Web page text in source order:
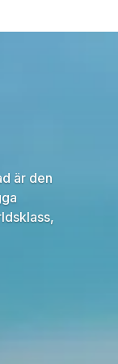
är den